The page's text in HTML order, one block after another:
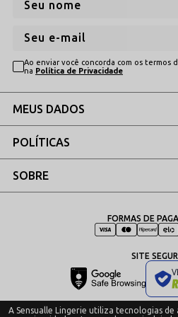
Ao enviar você concorda com os termos
na Política de Privacidade
MEUS DADOS
POLÍTICAS
SOBRE
FORMAS DE
SITE
A Sensualle Lingerie utiliza tecnologias